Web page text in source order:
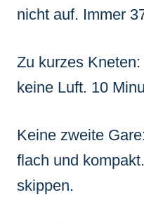
nicht auf. Immer
Zu kurzes
keine Luft. 10
Keine zweite
flach und
skippen.